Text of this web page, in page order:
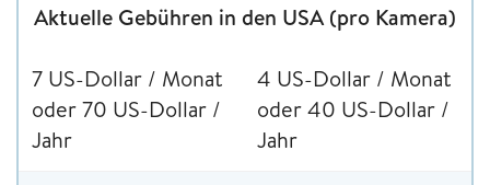
Aktuelle Gebühren in den USA (pro Kamera)
7 US-Dollar / Monat
oder 70 US-Dollar /
Jahr
4 US-Dollar / Monat
oder 40 US-Dollar /
Jahr